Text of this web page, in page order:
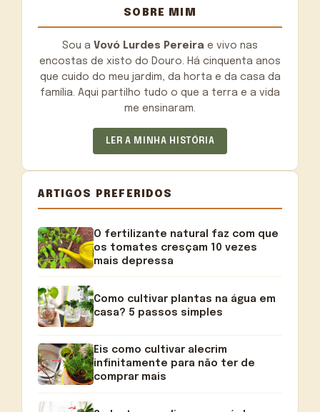
SOBRE MIM
Sou a Vovó Lurdes Pereira e vivo nas
encostas de xisto do Douro. Há cinquenta anos
que cuido do meu jardim, da horta e da casa da
família. Aqui partilho tudo o que a terra e a vida
me ensinaram.
LER A MINHA HISTÓRIA
ARTIGOS PREFERIDOS
O fertilizante natural faz com que
os tomates cresçam 10 vezes
mais depressa
Como cultivar plantas na água em
casa? 5 passos simples
Eis como cultivar alecrim
infinitamente para não ter de
comprar mais